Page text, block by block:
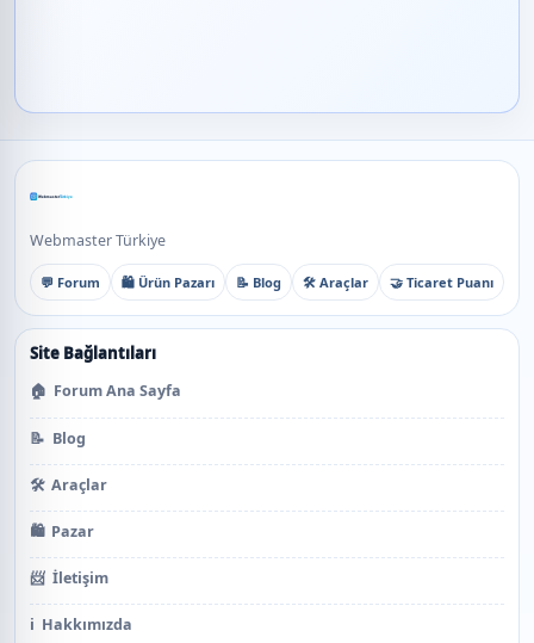
Webmaster Türkiye
💬 Forum 🛍️ Ürün Pazarı 📝 Blog 🛠️ Araçlar 🤝 Ticaret Puanı
Site Bağlantıları
🏠 Forum Ana Sayfa
📝 Blog
🛠️ Araçlar
🛍️ Pazar
📨 İletişim
ℹ️ Hakkımızda